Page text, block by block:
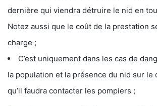
dernière qui viendra détruire le nid en
Notez aussi que le coût de la prestation
charge ;
C’est uniquement dans les cas de
la population et la présence du nid sur le
qu’il faudra contacter les pompiers ;